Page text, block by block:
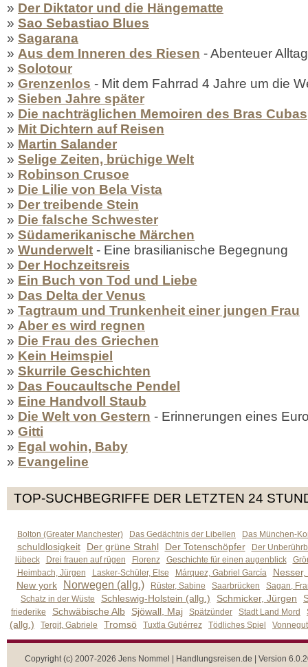
» Der Diktator und die Hängematte
» Sao Sebastiao Blues
» Sagarana
» Aus dem Inneren des Riesen - Abenteuer
» Solotour
» Grenzenlos - Mit dem Fahrrad 4 Jahre um die
» Sieben Jahre später
» Die nachträglichen Memoiren des Bras Cubas
» Mit Dichtern auf Reisen
» Martin Salander
» Selige Zeiten, brüchige Welt
» Robinson Crusoe
» Die Lilie von Bela Vista
» Der treibende Stein
» Die falsche Schwester
» Südamerikanische Märchen
» Wunderwelt - Eine brasilianische Begegnung
» Der Hochzeitsreis
» Ein Buch von Tod und Liebe
» Das Delta der Venus
» Tagtraum und Trunkenheit einer jungen Frau
» Aber es wird regnen
» Die Frau des Griechen
» Kein Heimspiel
» Skurrile Geschichten
» Das Foucaultsche Pendel
» Eine Handvoll Staub
» Die Welt von Gestern - Erinnerungen eines
» Gitti
» Egal wohin, Baby
» Evangeline
TOP-SUCHBEGRIFFE DER LETZTEN 24
Bolton (Greater Manchester) Das Gedächtnis der Libellen Das München-
schuldlosigkeit Der grüne Strahl Der Totenschöpfer
Der
lübeck
Drei frauen auf rügen Florenz Geschichte für einen augenblick
Heimbach, Jürgen
Lasker-Schüler, Else Márquez, Gabriel García
New york
Norwegen (allg.) Rüster, Sabine Saarbrücken
Sagan,
Schatz in der Wüste
Schleswig-Holstein (allg.) Schmicker, Jürgen
friederike Schwäbische Alb Sjöwall, Maj Spätzünder Stadt Land Mord
(allg.) Tergit, Gabriele Tromsö Tuxtla Gutiérrez Tödliches Spiel
Copyright (c) 2007-2026 Jens Nommel | Handlungsreisen.de | Version